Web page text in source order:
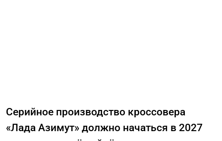
Серийное производство кроссовера
«Лада Азимут» должно начаться в 2027